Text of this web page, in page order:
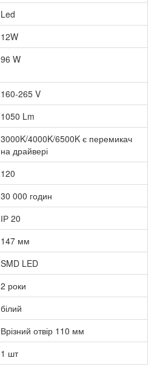
Led
12W
96 W
160-265 V
1050 Lm
3000K/4000K/6500K є перемикач
на драйвері
120
30 000 годин
ІР 20
147 мм
SMD LED
2 роки
білий
Врізний отвір 110 мм
1 шт